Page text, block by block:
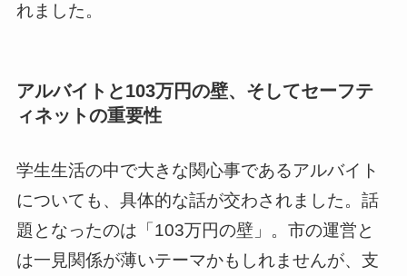
れました。
アルバイトと103万円の壁、そしてセーフテ
ィネットの重要性
学生生活の中で大きな関心事であるアルバイト
についても、具体的な話が交わされました。話
題となったのは「103万円の壁」。市の運営と
は一見関係が薄いテーマかもしれませんが、支